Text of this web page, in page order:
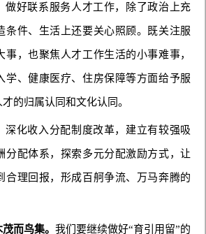
做好联系服务人才工作，除了政治上充
条件、生活上还要关心照顾。既关注服
事，也聚焦人才工作生活的小事难事，
学、健康医疗、住房保障等方面给予服
的归属认同和文化认同。
深化收入分配制度改革，建立有较强吸
分配体系，探索多元分配激励方式，让
合理回报，形成百舸争流、万马奔腾的
而鸟集。 我们要继续做好“育引用留”的